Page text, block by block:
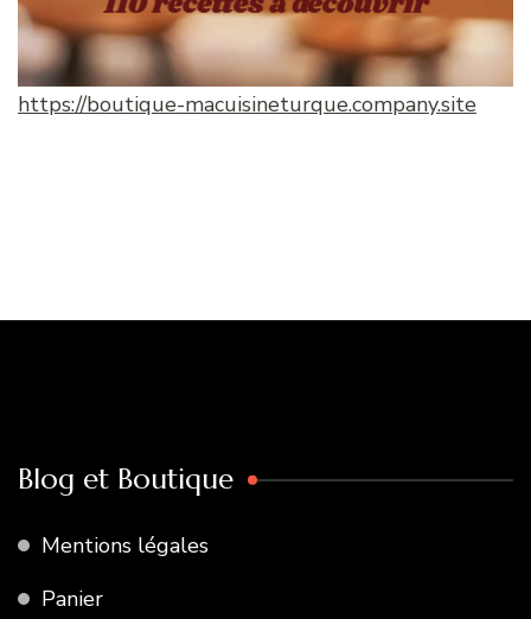
https://boutique-macuisineturque.company.site
Blog et Boutique
Mentions légales
Panier